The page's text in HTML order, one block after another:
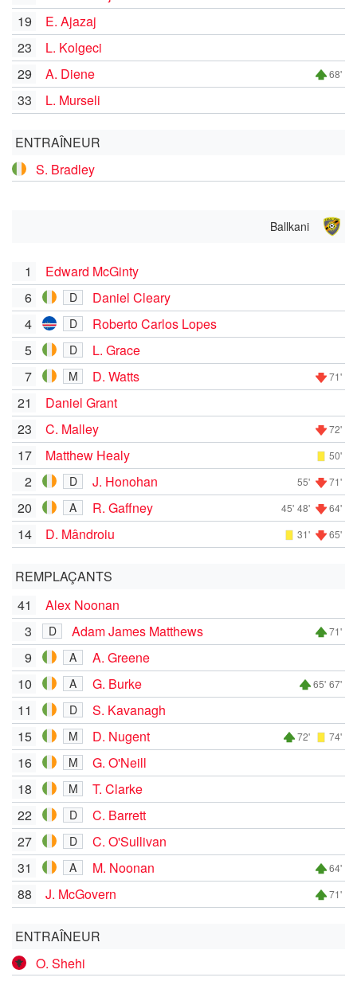
19
E. Ajazaj
23
L. Kolgeci
29
A. Diene 68'
33 L. Murseli
ENTRAÎNEUR
S. Bradley
Ballkani
1
Edward McGinty
6
D
Daniel Cleary
4
D
Roberto Carlos Lopes
5
D
L. Grace
7
M D. Watts 71'
21
Daniel Grant
23
C. Malley 72'
17 Matthew Healy 50'
2 D J. Honohan 55' 71'
20 A R. Gaffney 45' 48' 64'
14 D. Mândroiu 31' 65'
REMPLAÇANTS
41
Alex Noonan
3
D Adam James Matthews 71'
9 A
A. Greene
10
A G. Burke 65' 67'
11 D
S. Kavanagh
15
M D. Nugent 72' 74'
16 M
G. O'Neill
18
M
T. Clarke
22
D
C. Barrett
27
D
C. O'Sullivan
31
A M. Noonan 64'
88 J. McGovern 71'
ENTRAÎNEUR
O. Shehi